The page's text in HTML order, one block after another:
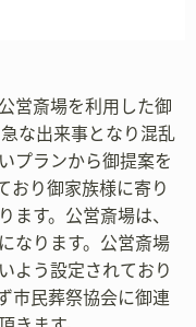
営斎場を利用した御
な出来事となり混乱
プランから御提案を
おり御家族様に寄り
ます。公営斎場は、
なります。公営斎場
よう設定されており
市民葬祭協会に御連